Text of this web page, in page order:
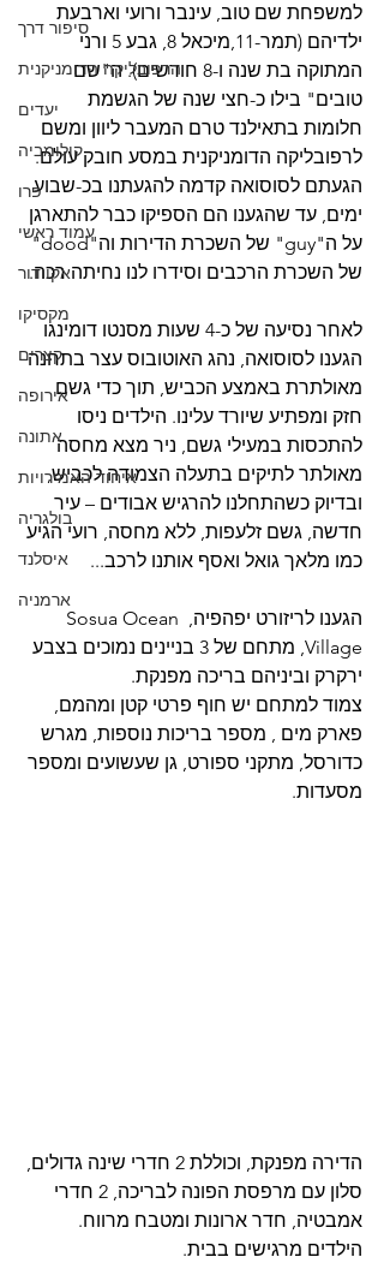
סיפור דרך
הרפובליקה הדומניקנית
יעדים
קולומביה
פרו
עמוד ראשי
אקוודור
מקסיקו
קצרים
אירופה
אתונה
איחוד האמירויות
בולגריה
איסלנד
ארמניה
למשפחת שם טוב, עינבר ורועי וארבעת
ילדיהם (תמר-11,מיכאל 8, גבע 5 ורני
המתוקה בת שנה ו-8 חודשים). ה"שם
טובים" בילו כ-חצי שנה של הגשמת
חלומות בתאילנד טרם המעבר ליוון ומשם
לרפובליקה הדומניקנית במסע חובק עולם.
הגעתם לסוסואה קדמה להגעתנו בכ-שבוע
ימים, עד שהגענו הם הספיקו כבר להתארגן
על ה"guy" של השכרת הדירות וה"dood"
של השכרת הרכבים וסידרו לנו נחיתה רכה.
לאחר נסיעה של כ-4 שעות מסנטו דומינגו
הגענו לסוסואה, נהג האוטובוס עצר בתחנה
מאולתרת באמצע הכביש, תוך כדי גשם
חזק ומפתיע שיורד עלינו. הילדים ניסו
להתכסות במעילי גשם, ניר מצא מחסה
מאולתר לתיקים בתעלה הצמודה לכביש,
ובדיוק כשהתחלנו להרגיש אבודים – עיר
חדשה, גשם זלעפות, ללא מחסה, רועי הגיע
כמו מלאך גואל ואסף אותנו לרכב...
הגענו לריזורט יפהפיה, Sosua Ocean
Village, מתחם של 3 בניינים נמוכים בצבע
ירקרק וביניהם בריכה מפנקת.
צמוד למתחם יש חוף פרטי קטן ומהמם,
פארק מים , מספר בריכות נוספות, מגרש
כדורסל, מתקני ספורט, גן שעשועים ומספר
מסעדות.
הדירה מפנקת, וכוללת 2 חדרי שינה גדולים,
סלון עם מרפסת הפונה לבריכה, 2 חדרי
אמבטיה, חדר ארונות ומטבח מרווח.
הילדים מרגישים בבית.